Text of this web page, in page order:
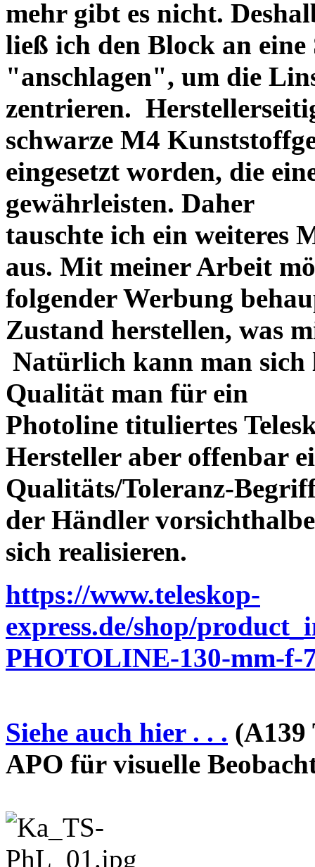
mehr gibt es nicht.
ließ ich den Block an eine
"anschlagen", um die
zentrieren.
schwarze M4
eingesetzt worden, die
gewährleisten. Daher
tauschte ich ein weiteres
aus. Mit meiner Arbeit
folgender Werbung
Zustand herstellen, was
Natürlich kann man sich
Qualität man für ein
Photoline tituliertes
Hersteller aber offenbar
Qualitäts/Toleranz-
der Händler
sich realisieren.
https://www.teleskop-
express.de/shop/
PHOTOLINE-130-mm-f-
Siehe auch hier . . . (A139
APO für visuelle